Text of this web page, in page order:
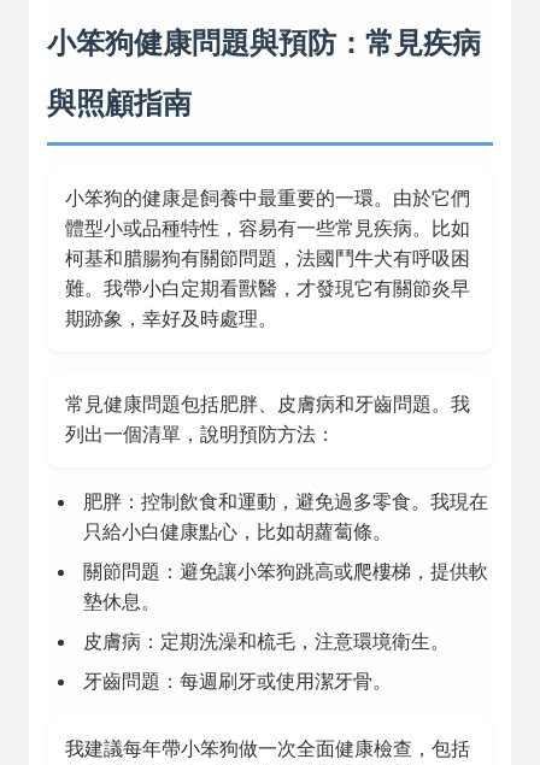
小笨狗健康問題與預防：常見疾病
與照顧指南
小笨狗的健康是飼養中最重要的一環。由於它們
體型小或品種特性，容易有一些常見疾病。比如
柯基和腊腸狗有關節問題，法國鬥牛犬有呼吸困
難。我帶小白定期看獸醫，才發現它有關節炎早
期跡象，幸好及時處理。
常見健康問題包括肥胖、皮膚病和牙齒問題。我
列出一個清單，說明預防方法：
肥胖：控制飲食和運動，避免過多零食。我現在
只給小白健康點心，比如胡蘿蔔條。
關節問題：避免讓小笨狗跳高或爬樓梯，提供軟
墊休息。
皮膚病：定期洗澡和梳毛，注意環境衛生。
牙齒問題：每週刷牙或使用潔牙骨。
我建議每年帶小笨狗做一次全面健康檢查，包括